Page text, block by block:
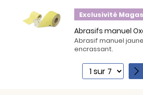
Exclusivité
Abrasifs manuel
Abrasif manuel
encrassant.
1
2